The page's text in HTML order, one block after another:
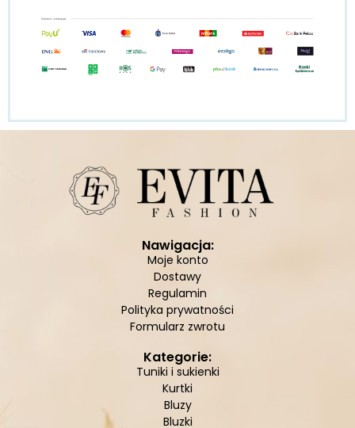
Nawigacja:
Moje konto
Dostawy
Regulamin
Polityka prywatności
Formularz zwrotu
Kategorie:
Tuniki i sukienki
Kurtki
Bluzy
Bluzki